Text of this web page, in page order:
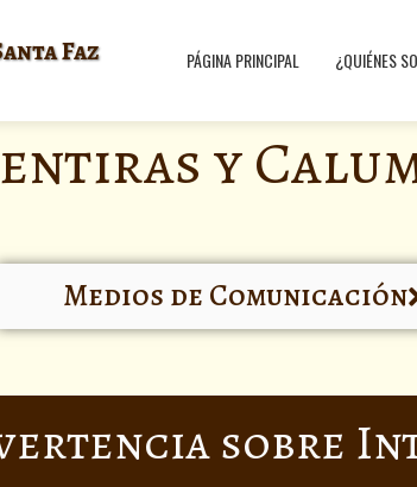
Faz PÁGINA PRINCIPAL ¿QUIÉNES
y
Medios de Comunicación
sobre